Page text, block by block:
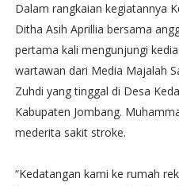
Dalam rangkaian kegiatannya
Ditha Asih Aprillia bersama
pertama kali mengunjungi
wartawan dari Media Majalah
Zuhdi yang tinggal di Desa
Kabupaten Jombang.
mederita sakit stroke.
“Kedatangan kami ke rumah